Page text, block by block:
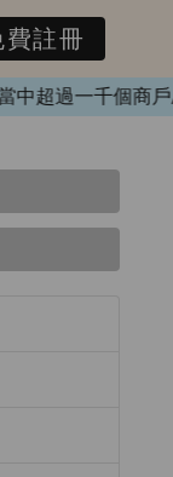
一千個商戶/
費註冊